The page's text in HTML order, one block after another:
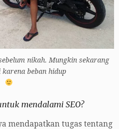
nikah. Mungkin sekarang
beban hidup
mendalami SEO?
mendapatkan tugas tentang